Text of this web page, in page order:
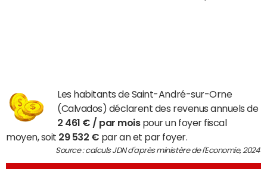
Les habitants de Saint-André-sur-Orne
(Calvados) déclarent des revenus annuels de
2 461 € / par moispour un foyer fiscal
moyen, soit 29 532 € par an et par foyer.
Source : calculs JDN d'après ministère de l'Economie, 2024